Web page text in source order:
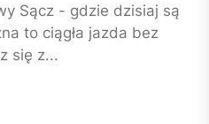
Sącz - gdzie dzisiaj są
to ciągła jazda bez
się z...